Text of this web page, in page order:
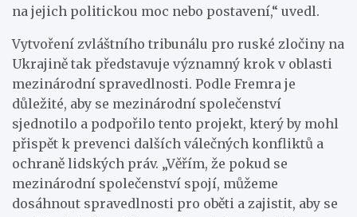
na jejich politickou moc nebo postavení,“ uvedl.
Vytvoření zvláštního tribunálu pro ruské zločiny na
Ukrajině tak představuje významný krok v oblasti
mezinárodní spravedlnosti. Podle Fremra je
důležité, aby se mezinárodní společenství
sjednotilo a podpořilo tento projekt, který by mohl
přispět k prevenci dalších válečných konfliktů a
ochraně lidských práv. „Věřím, že pokud se
mezinárodní společenství spojí, můžeme
dosáhnout spravedlnosti pro oběti a zajistit, aby se